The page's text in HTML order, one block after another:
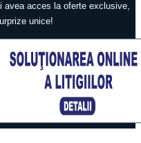
avea acces la oferte exclusive,
unice!